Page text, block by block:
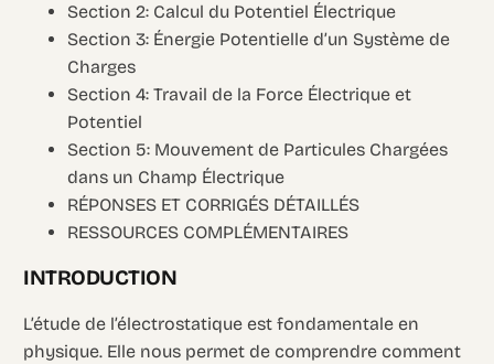
Section 2: Calcul du Potentiel Électrique
Section 3: Énergie Potentielle d’un Système de
Charges
Section 4: Travail de la Force Électrique et
Potentiel
Section 5: Mouvement de Particules Chargées
dans un Champ Électrique
RÉPONSES ET CORRIGÉS DÉTAILLÉS
RESSOURCES COMPLÉMENTAIRES
INTRODUCTION
L’étude de l’électrostatique est fondamentale en
physique. Elle nous permet de comprendre comment